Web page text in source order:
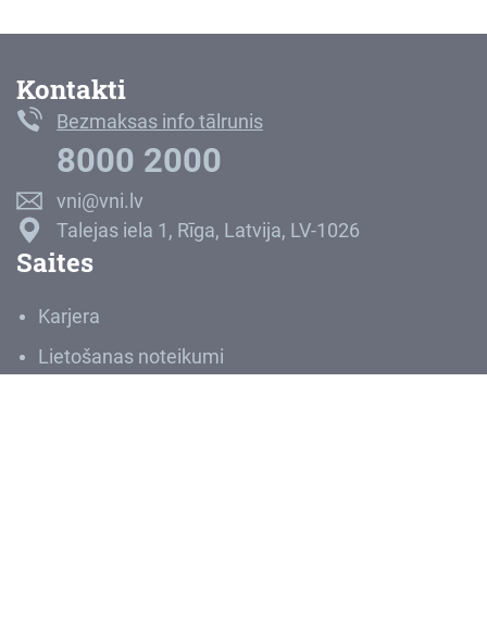
Kontakti
Bezmaksas info tālrunis
8000 2000
vni@vni.lv
Talejas iela 1, Rīga, Latvija, LV-1026
Saites
Karjera
Lietošanas noteikumi